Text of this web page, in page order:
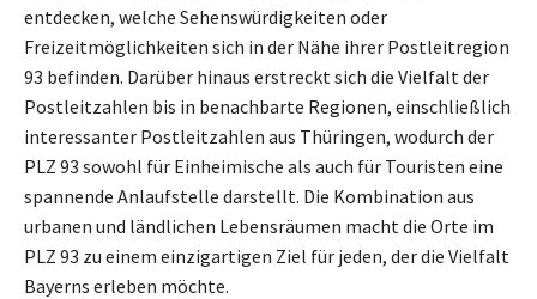
entdecken, welche Sehenswürdigkeiten oder
Freizeitmöglichkeiten sich in der Nähe ihrer Postleitregion
93 befinden. Darüber hinaus erstreckt sich die Vielfalt der
Postleitzahlen bis in benachbarte Regionen, einschließlich
interessanter Postleitzahlen aus Thüringen, wodurch der
PLZ 93 sowohl für Einheimische als auch für Touristen eine
spannende Anlaufstelle darstellt. Die Kombination aus
urbanen und ländlichen Lebensräumen macht die Orte im
PLZ 93 zu einem einzigartigen Ziel für jeden, der die Vielfalt
Bayerns erleben möchte.